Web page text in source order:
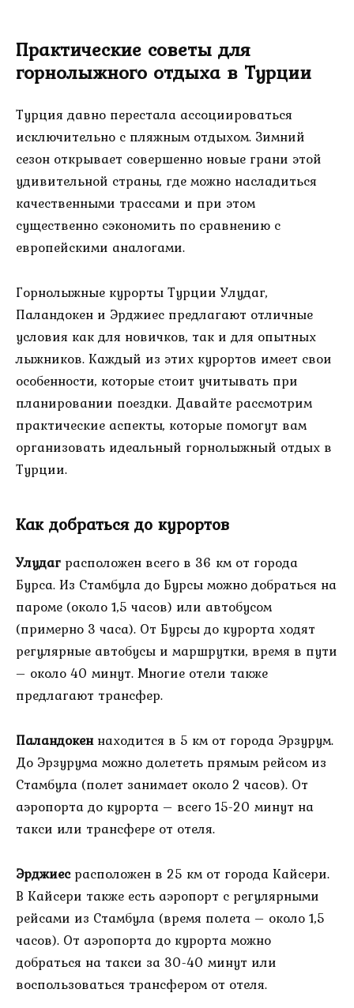
Практические советы для
горнолыжного отдыха в Турции
Турция давно перестала ассоциироваться
исключительно с пляжным отдыхом. Зимний
сезон открывает совершенно новые грани этой
удивительной страны, где можно насладиться
качественными трассами и при этом
существенно сэкономить по сравнению с
европейскими аналогами.
Горнолыжные курорты Турции Улудаг,
Паландокен и Эрджиес предлагают отличные
условия как для новичков, так и для опытных
лыжников. Каждый из этих курортов имеет свои
особенности, которые стоит учитывать при
планировании поездки. Давайте рассмотрим
практические аспекты, которые помогут вам
организовать идеальный горнолыжный отдых в
Турции.
Как добраться до курортов
Улудаг расположен всего в 36 км от города
Бурса. Из Стамбула до Бурсы можно добраться на
пароме (около 1,5 часов) или автобусом
(примерно 3 часа). От Бурсы до курорта ходят
регулярные автобусы и маршрутки, время в пути
– около 40 минут. Многие отели также
предлагают трансфер.
Паландокеннаходится в 5 км от города Эрзурум.
До Эрзурума можно долететь прямым рейсом из
Стамбула (полет занимает около 2 часов). От
аэропорта до курорта – всего 15-20 минут на
такси или трансфере от отеля.
Эрджиесрасположен в 25 км от города Кайсери.
В Кайсери также есть аэропорт с регулярными
рейсами из Стамбула (время полета – около 1,5
часов). От аэропорта до курорта можно
добраться на такси за 30-40 минут или
воспользоваться трансфером от отеля.